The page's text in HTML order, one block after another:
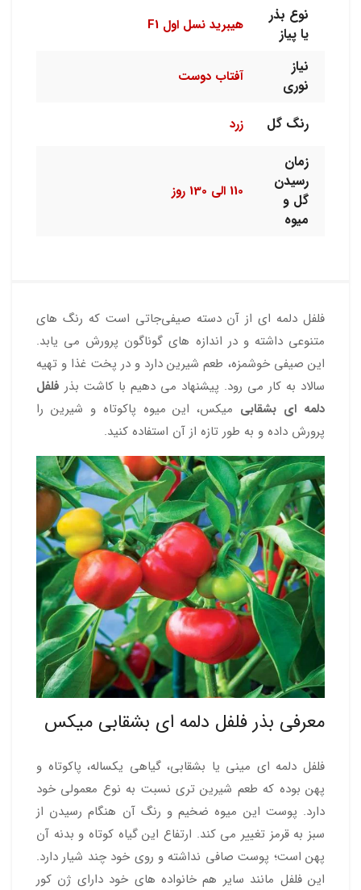
نوع بذر
یا پیاز
هیبرید نسل اول F1
نیاز
نوری
آفتاب دوست
رنگ گل زرد
زمان
رسیدن
گل و
میوه
110 الی 130 روز
فلفل دلمه ای از آن دسته صیفی‌جاتی است که رنگ های
متنوعی داشته و در اندازه های گوناگون پرورش می یابد.
این صیفی خوشمزه، طعم شیرین دارد و در پخت غذا و تهیه
سالاد به کار می رود. پیشنهاد می دهیم با کاشت بذر فلفل
دلمه ای بشقابی میکس، این میوه پاکوتاه و شیرین را
پرورش داده و به طور تازه از آن استفاده کنید.
معرفی بذر فلفل دلمه ای بشقابی میکس
فلفل دلمه ای مینی یا بشقابی، گیاهی یکساله، پاکوتاه و
پهن بوده که طعم شیرین تری نسبت به نوع معمولی خود
دارد. پوست این میوه ضخیم و رنگ آن هنگام رسیدن از
سبز به قرمز تغییر می کند. ارتفاع این گیاه کوتاه و بدنه آن
پهن است؛ پوست صافی نداشته و روی خود چند شیار دارد.
این فلفل مانند سایر هم خانواده های خود دارای ژن کور